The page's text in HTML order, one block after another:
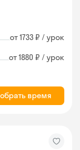
от 1733 ₽ / урок
от 1880 ₽ / урок
время